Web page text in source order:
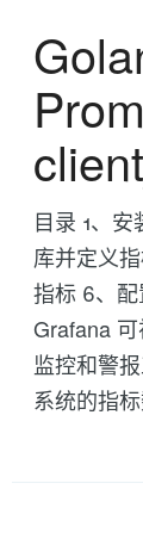
目录 1、
库并定义
指标 6、
Grafana
监控和警
系统的指